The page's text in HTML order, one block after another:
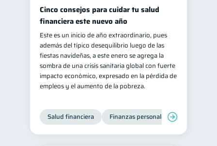
Cinco consejos para cuidar tu salud
financiera este nuevo año
Este es un inicio de año extraordinario, pues
además del típico desequilibrio luego de las
fiestas navideñas, a este enero se agrega la
sombra de una crisis sanitaria global con fuerte
impacto económico, expresado en la pérdida de
empleos y el aumento de la pobreza.
Salud financiera Finanzas personales